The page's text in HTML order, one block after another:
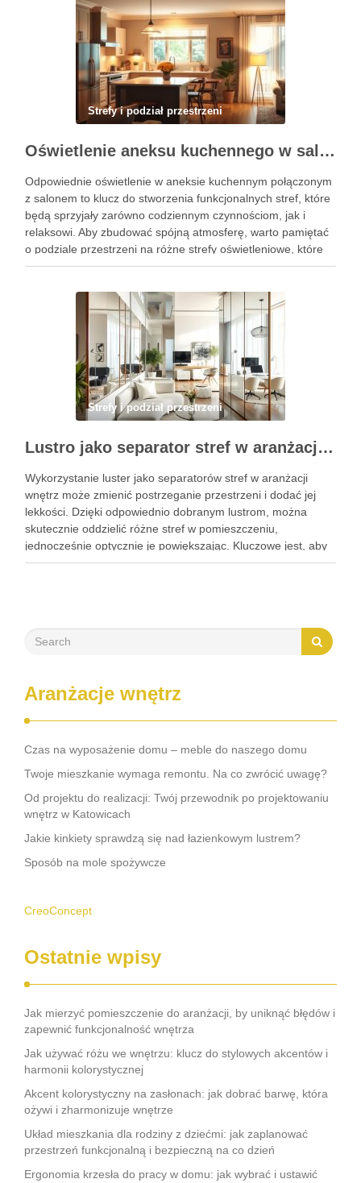
Strefy i podział przestrzeni
Oświetlenie aneksu kuchennego w salonie: jak zbudować funkcjonalne i spójne strefy światła
Odpowiednie oświetlenie w aneksie kuchennym połączonym
z salonem to klucz do stworzenia funkcjonalnych stref, które
będą sprzyjały zarówno codziennym czynnościom, jak i
relaksowi. Aby zbudować spójną atmosferę, warto pamiętać
o podziale przestrzeni na różne strefy oświetleniowe, które
odpowiadają ich przeznaczeniu. Dzięki właściwemu doborowi
Strefy i podział przestrzeni
Lustro jako separator stref w aranżacji wnętrz: praktyczne sposoby na wyodrębnienie i optyczne powiększenie przestrzeni
Wykorzystanie luster jako separatorów stref w aranżacji
wnętrz może zmienić postrzeganie przestrzeni i dodać jej
lekkości. Dzięki odpowiednio dobranym lustrom, można
skutecznie oddzielić różne stref w pomieszczeniu,
jednocześnie optycznie je powiększając. Kluczowe jest, aby
zrozumieć, jakie cechy luster wpływają na ich funkcjonalność
Aranżacje wnętrz
Czas na wyposażenie domu – meble do naszego domu
Twoje mieszkanie wymaga remontu. Na co zwrócić uwagę?
Od projektu do realizacji: Twój przewodnik po projektowaniu
wnętrz w Katowicach
Jakie kinkiety sprawdzą się nad łazienkowym lustrem?
Sposób na mole spożywcze
CreoConcept
Ostatnie wpisy
Jak mierzyć pomieszczenie do aranżacji, by uniknąć błędów i
zapewnić funkcjonalność wnętrza
Jak używać różu we wnętrzu: klucz do stylowych akcentów i
harmonii kolorystycznej
Akcent kolorystyczny na zasłonach: jak dobrać barwę, która
ożywi i zharmonizuje wnętrze
Układ mieszkania dla rodziny z dziećmi: jak zaplanować
przestrzeń funkcjonalną i bezpieczną na co dzień
Ergonomia krzesła do pracy w domu: jak wybrać i ustawić